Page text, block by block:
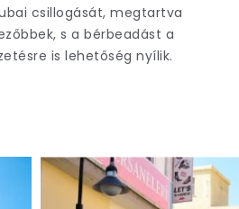
csillogását, megtartva
s a bérbeadást a
is lehetőség nyílik.